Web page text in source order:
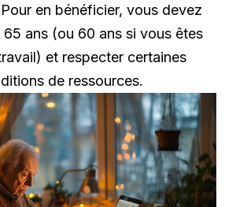
en bénéficier, vous devez
ans (ou 60 ans si vous êtes
et respecter certaines
de ressources.